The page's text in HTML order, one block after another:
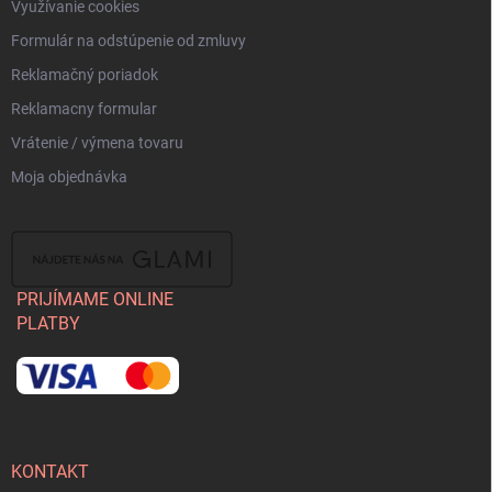
Využívanie cookies
Formulár na odstúpenie od zmluvy
Reklamačný poriadok
Reklamacny formular
Vrátenie / výmena tovaru
Moja objednávka
PRIJÍMAME ONLINE
PLATBY
KONTAKT